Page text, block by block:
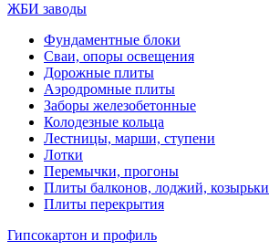
ЖБИ заводы
Фундаментные блоки
Сваи, опоры освещения
Дорожные плиты
Аэродромные плиты
Заборы железобетонные
Колодезные кольца
Лестницы, марши, ступени
Лотки
Перемычки, прогоны
Плиты балконов, лоджий, козырьки
Плиты перекрытия
Гипсокартон и профиль